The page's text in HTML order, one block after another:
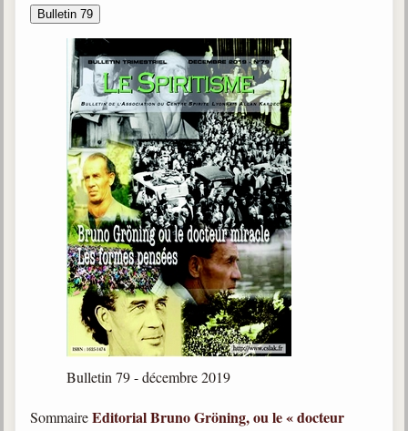
Bulletin 79
Bulletin 79 - décembre 2019
SommaireEditorialBruno Gröning, ou le « docteur